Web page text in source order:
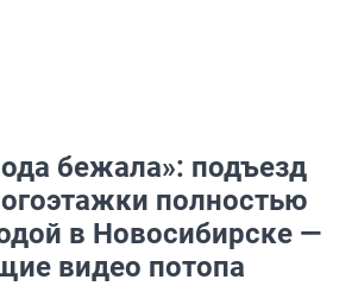
бежала»: подъезд
полностью
в Новосибирске —
видео потопа